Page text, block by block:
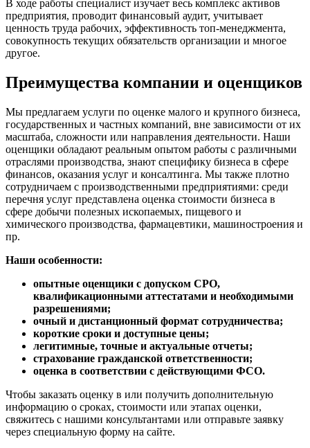
В ходе работы специалист изучает весь комплекс активов
предприятия, проводит финансовый аудит, учитывает
ценность труда рабочих, эффективность топ-менеджмента,
совокупность текущих обязательств организации и многое
другое.
Преимущества компании и оценщиков
Мы предлагаем услуги по оценке малого и крупного бизнеса,
государственных и частных компаний, вне зависимости от их
масштаба, сложности или направления деятельности. Наши
оценщики обладают реальным опытом работы с различными
отраслями производства, знают специфику бизнеса в сфере
финансов, оказания услуг и консалтинга. Мы также плотно
сотрудничаем с производственными предприятиями: среди
перечня услуг представлена оценка стоимости бизнеса в
сфере добычи полезных ископаемых, пищевого и
химического производства, фармацевтики, машиностроения и
пр.
Наши особенности:
опытные оценщики с допуском СРО,
квалификационными аттестатами и необходимыми
разрешениями;
очный и дистанционный формат сотрудничества;
короткие сроки и доступные цены;
легитимные, точные и актуальные отчеты;
страхование гражданской ответственности;
оценка в соответствии с действующими ФСО.
Чтобы заказать оценку в или получить дополнительную
информацию о сроках, стоимости или этапах оценки,
свяжитесь с нашими консультантами или отправьте заявку
через специальную форму на сайте.
Евпатория
Егорьевск
Ейск
Елабуга
Елизово
Енисейск
Ермолино
Ессентуки
Железногорск
Железногорск-Илимский
Жуковский
Заводоуковск
Заозерный
Заполярный
Заречный
Заринск
Звенигород
Зеленоград
Зеленодольск
Иваново
Ивантеевка
Ижевск